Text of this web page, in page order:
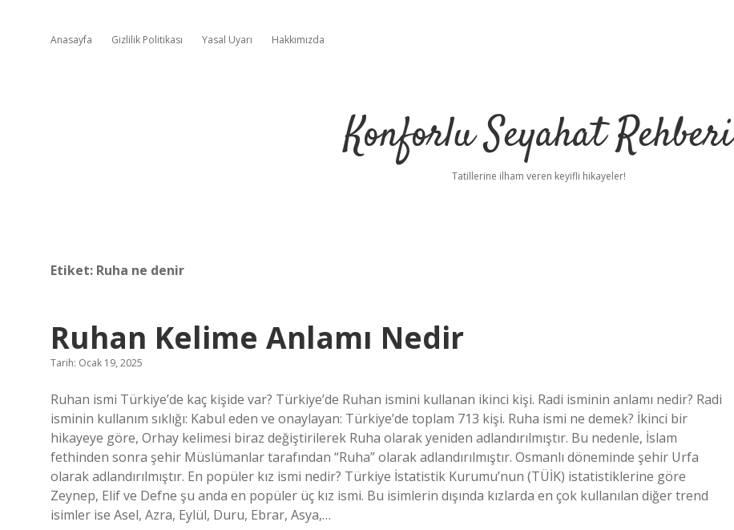
Anasayfa Gizlilik Politikası Yasal Uyarı Hakkımızda
Konforlu Seyahat Rehberi
Tatillerine ilham veren keyifli hikayeler!
Etiket: Ruha ne denir
Ruhan Kelime Anlamı Nedir
Tarih: Ocak 19, 2025
Ruhan ismi Türkiye’de kaç kişide var? Türkiye’de Ruhan ismini kullanan ikinci kişi. Radi isminin anlamı nedir? Radi
isminin kullanım sıklığı: Kabul eden ve onaylayan: Türkiye’de toplam 713 kişi. Ruha ismi ne demek? İkinci bir
hikayeye göre, Orhay kelimesi biraz değiştirilerek Ruha olarak yeniden adlandırılmıştır. Bu nedenle, İslam
fethinden sonra şehir Müslümanlar tarafından “Ruha” olarak adlandırılmıştır. Osmanlı döneminde şehir Urfa
olarak adlandırılmıştır. En popüler kız ismi nedir? Türkiye İstatistik Kurumu’nun (TÜİK) istatistiklerine göre
Zeynep, Elif ve Defne şu anda en popüler üç kız ismi. Bu isimlerin dışında kızlarda en çok kullanılan diğer trend
isimler ise Asel, Azra, Eylül, Duru, Ebrar, Asya,…